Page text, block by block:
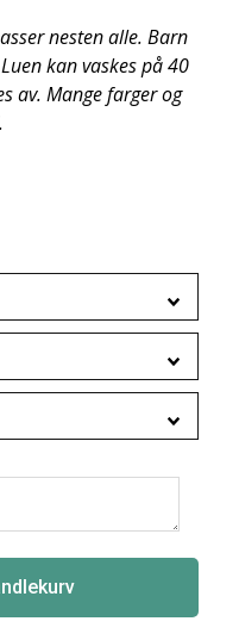
nesten alle. Barn
kan vaskes på 40
av. Mange farger og